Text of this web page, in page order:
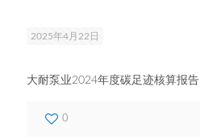
2025年4月22日
大耐泵业2024年度碳足迹核算报告
0